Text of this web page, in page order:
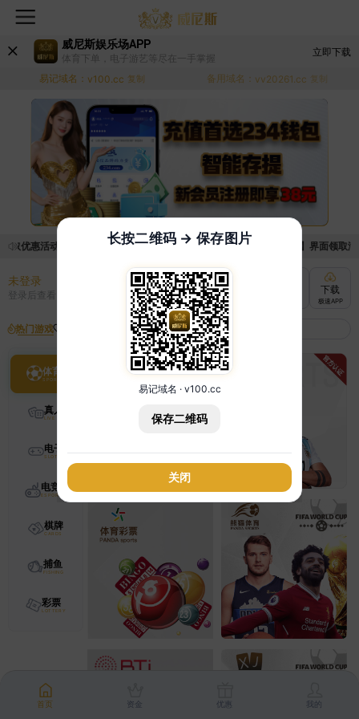
威尼斯娱乐场APP
体育下单，电子游艺等尽在一手掌握
立即下载
易记域名： v100.cc 复制 备用域名： vv20261.cc 复制
取优惠活动的手续麻烦，已新增优惠系统，现在可以前往【福利中心】界面领取
未登录
登录后查看 充值
快速到账
下载
极速APP
热门游戏
体育
真人
电子
电竞
棋牌
捕鱼
彩票
首页 资金 优惠 我的
长按二维码 → 保存图片
易记域名 · v100.cc
保存二维码
关闭